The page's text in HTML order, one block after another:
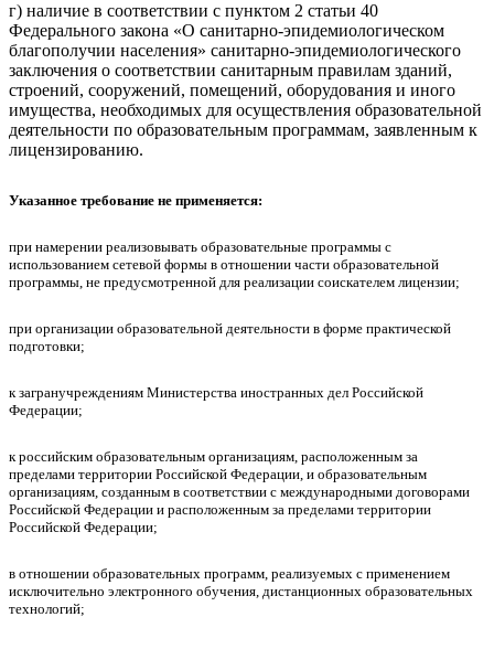
г) наличие в соответствии с пунктом 2 статьи 40
Федерального закона «О санитарно-эпидемиологическом
благополучии населения» санитарно-эпидемиологического
заключения о соответствии санитарным правилам зданий,
строений, сооружений, помещений, оборудования и иного
имущества, необходимых для осуществления образовательной
деятельности по образовательным программам, заявленным к
лицензированию.
Указанное требование не применяется:
при намерении реализовывать образовательные программы с
использованием сетевой формы в отношении части образовательной
программы, не предусмотренной для реализации соискателем лицензии;
при организации образовательной деятельности в форме практической
подготовки;
к загранучреждениям Министерства иностранных дел Российской
Федерации;
к российским образовательным организациям, расположенным за
пределами территории Российской Федерации, и образовательным
организациям, созданным в соответствии с международными договорами
Российской Федерации и расположенным за пределами территории
Российской Федерации;
в отношении образовательных программ, реализуемых с применением
исключительно электронного обучения, дистанционных образовательных
технологий;